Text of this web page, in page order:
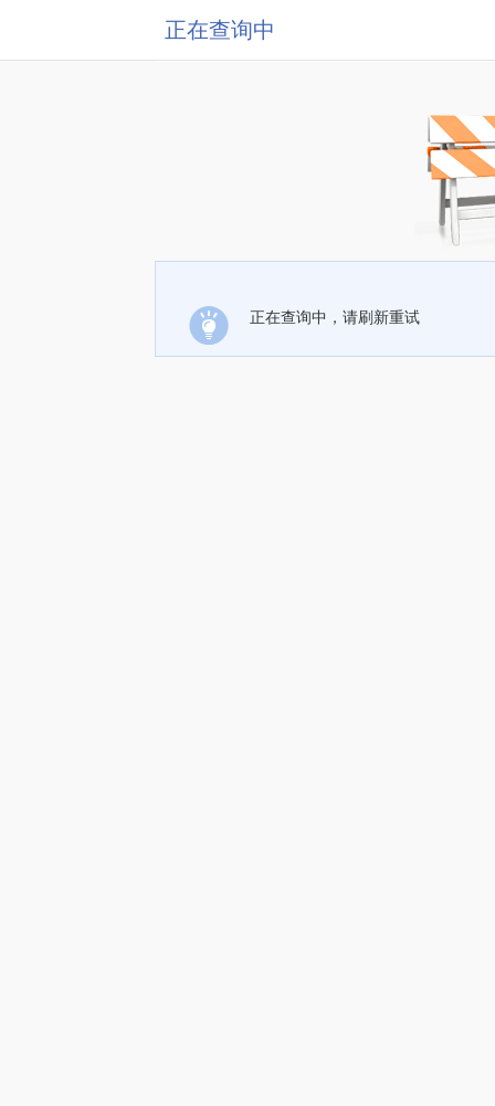
正在查询中
正在查询中，请刷新重试